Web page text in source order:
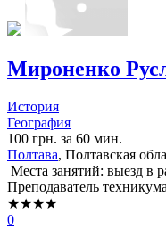
Мироненко
История
География
100 грн. за 60 мин.
Полтава, Полтавская
Места занятий: выезд в
Преподаватель
★★★★
0